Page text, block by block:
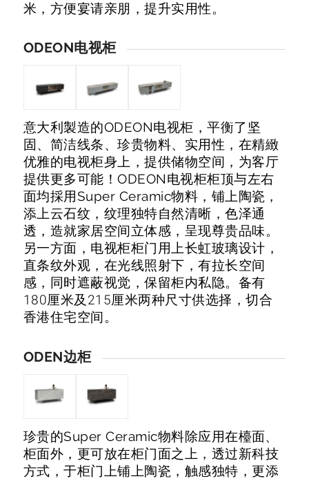
米，方便宴请亲朋，提升实用性。
ODEON电视柜
意大利製造的ODEON电视柜，平衡了坚
固、简洁线条、珍贵物料、实用性，在精緻
优雅的电视柜身上，提供储物空间，为客厅
提供更多可能！ODEON电视柜柜顶与左右
面均採用Super Ceramic物料，铺上陶瓷，
添上云石纹，纹理独特自然清晰，色泽通
透，造就家居空间立体感，呈现尊贵品味。
另一方面，电视柜柜门用上长虹玻璃设计，
直条纹外观，在光线照射下，有拉长空间
感，同时遮蔽视觉，保留柜内私隐。备有
180厘米及215厘米两种尺寸供选择，切合
香港住宅空间。
ODEN边柜
珍贵的Super Ceramic物料除应用在檯面、
柜面外，更可放在柜门面之上，透过新科技
方式，于柜门上铺上陶瓷，触感独特，更添